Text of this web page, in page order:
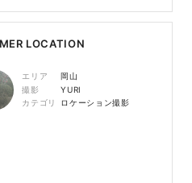
LOCATION
エリア
岡山
撮影
YURI
カテゴリ
ロケーション撮影